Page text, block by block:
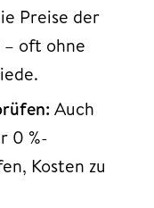
Preise der
oft ohne
Auch
0 %-
Kosten zu